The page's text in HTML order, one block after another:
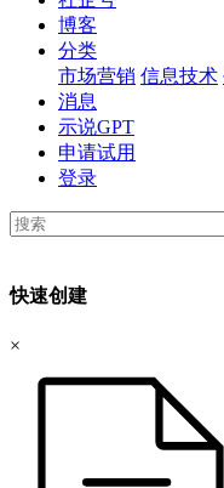
博客
分类
市场营销 信息技术
消息
示说GPT
申请试用
登录
快速创建
×